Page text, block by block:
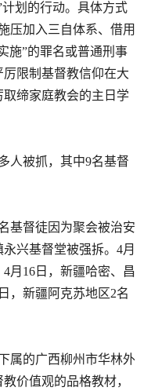
计划的行动。具体方式
压加入三自体系、借用
施”的罪名或普通刑事
限制基督教信仰在大
缔家庭教会的主日学
人被抓，其中9名基督
基督徒因为聚会被治安
兴基督堂被强拆。 4月
4月 16 日，新疆哈密、昌
日，新疆阿克苏地区2名
属的广西柳州市华林外
价值观的品格教材，